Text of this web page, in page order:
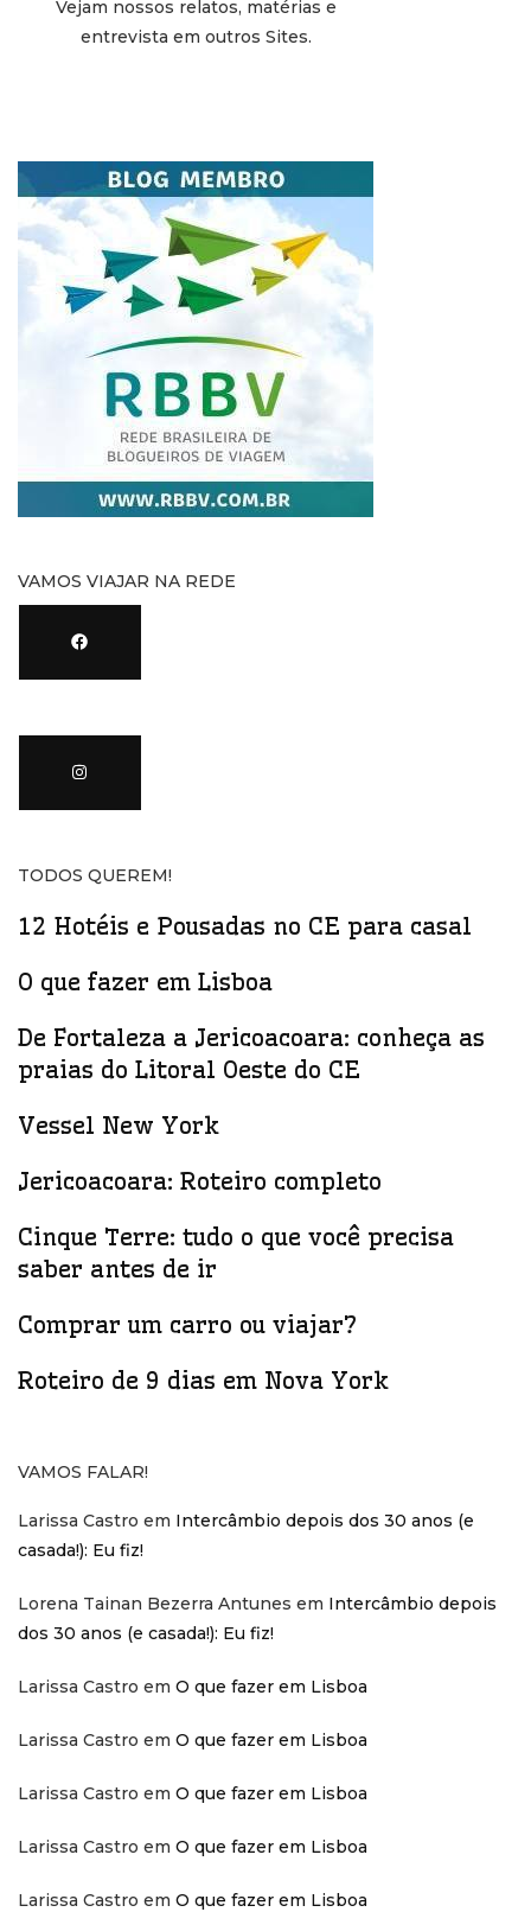
Vejam nossos relatos, matérias e
entrevista em outros Sites.
VAMOS VIAJAR NA REDE
TODOS QUEREM!
12 Hotéis e Pousadas no CE para casal
O que fazer em Lisboa
De Fortaleza a Jericoacoara: conheça as
praias do Litoral Oeste do CE
Vessel New York
Jericoacoara: Roteiro completo
Cinque Terre: tudo o que você precisa
saber antes de ir
Comprar um carro ou viajar?
Roteiro de 9 dias em Nova York
VAMOS FALAR!
Larissa Castro em Intercâmbio depois dos 30 anos (e
casada!): Eu fiz!
Lorena Tainan Bezerra Antunes em Intercâmbio depois
dos 30 anos (e casada!): Eu fiz!
Larissa Castro em O que fazer em Lisboa
Larissa Castro em O que fazer em Lisboa
Larissa Castro em O que fazer em Lisboa
Larissa Castro em O que fazer em Lisboa
Larissa Castro em O que fazer em Lisboa